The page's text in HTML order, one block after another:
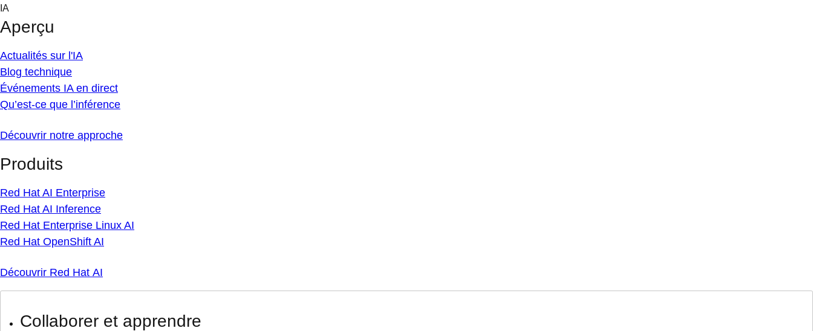
Skip
content
IA
Aperçu
Actualités sur l'IA
Blog technique
Événements IA en direct
Qu’est-ce que l’inférence
Découvrir notre approche
Produits
Red Hat AI Enterprise
Red Hat AI Inference
Red Hat Enterprise Linux AI
Red Hat OpenShift AI
Découvrir Red Hat AI
Collaborer et apprendre